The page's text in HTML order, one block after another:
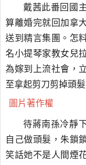
戴茜此番回國
算離婚完就回加拿
送到精言集團。怎
名小提琴家教女兒
為嫁到上流社會，
至拿起剪刀剪掉頭髮
圖片著作權
待蔣南孫冷靜
自己做頭髮，朱鎖
笑話她不是人間煙